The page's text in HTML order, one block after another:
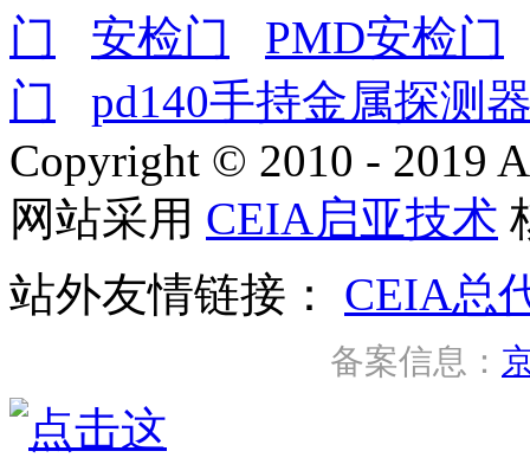
门
安检门
PMD安检门
门
pd140手持金属探测
Copyright © 2010 - 2019
网站采用 CEIA启亚技术
站外友情链接： CEIA总
备案信息：